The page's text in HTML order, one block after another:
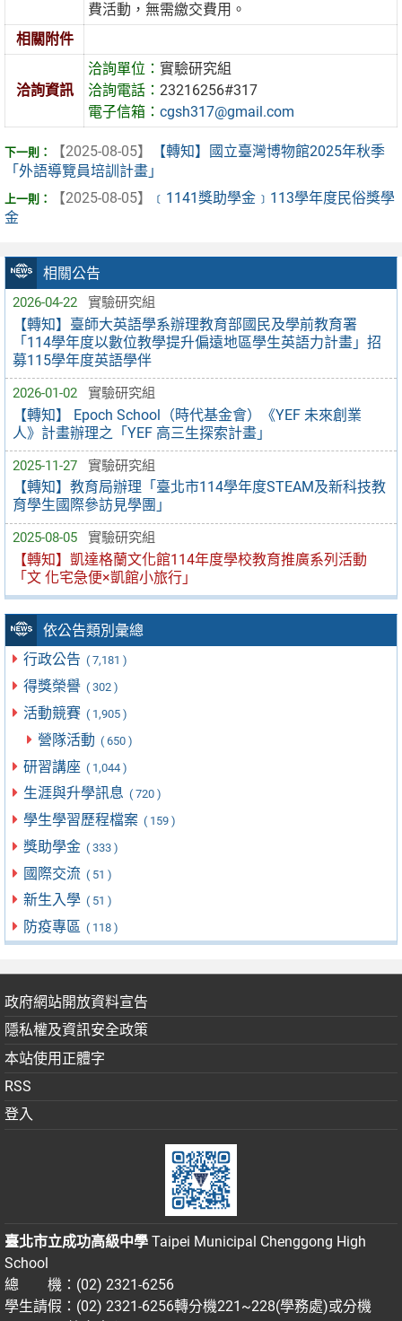
相關公告
2026-04-22 實驗研究組
【轉知】臺師大英語學系辦理教育部國民及學前教育署
「114學年度以數位教學提升偏遠地區學生英語力計畫」招
募115學年度英語學伴
2026-01-02 實驗研究組
【轉知】 Epoch School（時代基金會）《YEF 未來創業
人》計畫辦理之「YEF 高三生探索計畫」
2025-11-27 實驗研究組
【轉知】教育局辦理「臺北市114學年度STEAM及新科技教
育學生國際參訪見學團」
2025-08-05 實驗研究組
【轉知】凱達格蘭文化館114年度學校教育推廣系列活動
「文 化宅急便×凱館小旅行」
依公告類別彙總
行政公告 ( 7,181 )
得獎榮譽 ( 302 )
活動競賽 ( 1,905 )
營隊活動 ( 650 )
研習講座 ( 1,044 )
生涯與升學訊息 ( 720 )
學生學習歷程檔案 ( 159 )
獎助學金 ( 333 )
國際交流 ( 51 )
新生入學 ( 51 )
防疫專區 ( 118 )
費活動，無需繳交費用。
相關附件
洽詢資訊
洽詢單位：實驗研究組
洽詢電話：23216256#317
電子信箱：cgsh317@gmail.com
【2025-08-05】
【轉知】國立臺灣博物館2025年秋季
「外語導覽員培訓計畫」
【2025-08-05】
﹝1141獎助學金﹞113學年度民俗獎學
金
政府網站開放資料宣告
隱私權及資訊安全政策
本站使用正體字
RSS
登入
臺北市立成功高級中學 Taipei Municipal Chenggong High
School
總 機：(02) 2321-6256
學生請假：(02) 2321-6256轉分機221~228(學務處)或分機